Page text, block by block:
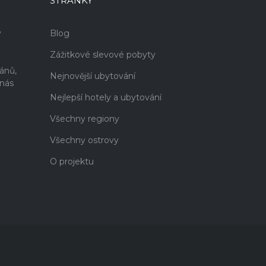
Blog
Zážitkové slevové pobyty
Nejnovější ubytování
Nejlepší hotely a ubytování
Všechny regiony
Všechny ostrovy
O projektu